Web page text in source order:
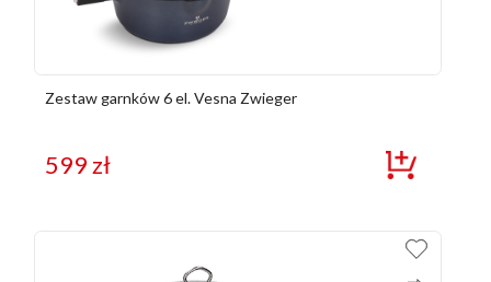
Zestaw garnków 6 el. Vesna Zwieger
599zł